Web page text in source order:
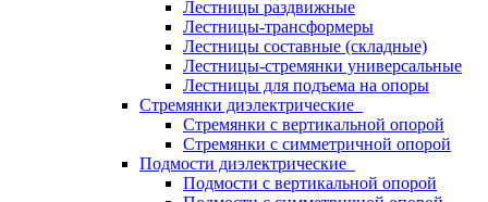
Лестницы раздвижные
Лестницы-трансформеры
Лестницы составные (складные)
Лестницы-стремянки универсальные
Лестницы для подъема на опоры
Стремянки диэлектрические
Стремянки с вертикальной опорой
Стремянки с симметричной опорой
Подмости диэлектрические
Подмости с вертикальной опорой